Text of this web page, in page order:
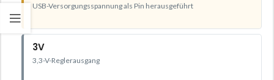
USB-Versorgungsspannung als Pin herausgeführt
3V
3,3-V-Reglerausgang